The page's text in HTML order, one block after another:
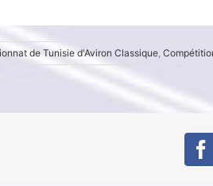
de Tunisie d'Aviron Classique,